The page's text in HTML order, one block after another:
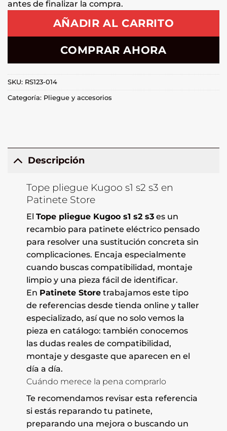
antes de finalizar la compra.
AÑADIR AL CARRITO
COMPRAR AHORA
SKU: RS123-014
Categoría: Pliegue y accesorios
Descripción
Tope pliegue Kugoo s1 s2 s3 en
Patinete Store
El Tope pliegue Kugoo s1 s2 s3es un
recambio para patinete eléctrico pensado
para resolver una sustitución concreta sin
complicaciones. Encaja especialmente
cuando buscas compatibilidad, montaje
limpio y una pieza fácil de identificar.
En Patinete Storetrabajamos este tipo
de referencias desde tienda online y taller
especializado, así que no solo vemos la
pieza en catálogo: también conocemos
las dudas reales de compatibilidad,
montaje y desgaste que aparecen en el
día a día.
Cuándo merece la pena comprarlo
Te recomendamos revisar esta referencia
si estás reparando tu patinete,
preparando una mejora o buscando un